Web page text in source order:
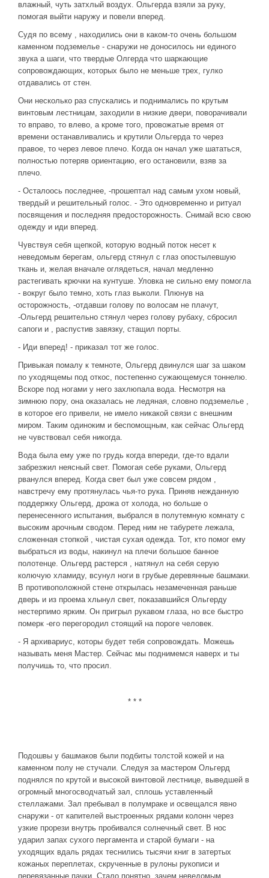
влажный, чуть затхлый воздух. Ольгерда взяли за руку,
помогая выйти наружу и повели вперед.
Судя по всему , находились они в каком-то очень большом
каменном подземелье - снаружи не доносилось ни единого
звука а шаги, что твердые Олгерда что шаркающие
сопровождающих, которых было не меньше трех, гулко
отдавались от стен.
Они несколько раз спускались и поднимались по крутым
винтовым лестницам, заходили в низкие двери, поворачивали
то вправо, то влево, а кроме того, провожатые время от
времени останавливались и крутили Ольгерда то через
правое, то через левое плечо. Когда он начал уже шататься,
полностью потеряв ориентацию, его остановили, взяв за
плечо.
- Осталоось последнее, -прошептал над самым ухом новый,
твердый и решительный голос. - Это одновременно и ритуал
посвящения и последняя предосторожность. Снимай всю свою
одежду и иди вперед.
Чувствуя себя щепкой, которую водный поток несет к
неведомым берегам, ольгерд стянул с глаз опостылевшую
ткань и, желая вначале оглядеться, начал медленно
растегивать крючки на кунтуше. Уловка не сильно ему помогла
- вокруг было темно, хоть глаз выколи. Плюнув на
осторожность, -отдавши голову по волосам не плачут,
-Ольгерд решительно стянул через голову рубаху, сбросил
сапоги и , распустив завязку, стащил порты.
- Иди вперед! - приказал тот же голос.
Привыкая помалу к темноте, Ольгерд двинулся шаг за шаком
по уходящемы под откос, постепенно сужающемуся тоннелю.
Вскоре под ногами у него захлюпала вода. Несмотря на
зимнюю пору, она оказалась не ледяная, словно подземелье ,
в которое его привели, не имело никакой связи с внешним
миром. Таким одиноким и беспомощным, как сейчас Ольгерд
не чувствовал себя никогда.
Вода была ему уже по грудь когда впереди, где-то вдали
забрезжил неясный свет. Помогая себе руками, Ольгерд
рванулся вперед. Когда свет был уже совсем рядом ,
навстречу ему протянулась чья-то рука. Приняв нежданную
поддержку Ольгерд, дрожа от холода, но больше о
перенесенного испытания, выбрался в полутемную комнату с
высоким арочным сводом. Перед ним не табурете лежала,
сложенная стопкой , чистая сухая одежда. Тот, кто помог ему
выбраться из воды, накинул на плечи большое банное
полотенце. Ольгерд растерся , натянул на себя серую
колючую хламиду, всунул ноги в грубые деревянные башмаки.
В противоположной стене открылась незамеченная раньше
дверь и из проема хлынул свет, показавшийся Ольгерду
нестерпимо ярким. Он пригрыл рукавом глаза, но все быстро
померк -его перегородил стоящий на пороге человек.
- Я архивариус, которы будет тебя сопровождать. Можешь
называть меня Мастер. Сейчас мы поднимемся наверх и ты
получишь то, что просил.
* * *
Подошвы у башмаков были подбиты толстой кожей и на
каменном полу не стучали. Следуя за мастером Ольгерд
поднялся по крутой и высокой винтовой лестнице, выведшей в
огромный многосводчатый зал, сплошь уставленный
стеллажами. Зал пребывал в полумраке и освещался явно
снаружи - от капителей выстроенных рядами колонн через
узкие прорези внутрь пробивался солнечный свет. В нос
ударил запах сухого пергамента и старой бумаги - на
уходящих вдаль рядах теснились тысячи книг в затертых
кожаных переплетах, скрученные в рулоны рукописи и
перевязанные пачки. Стало понятно, зачем неведомым